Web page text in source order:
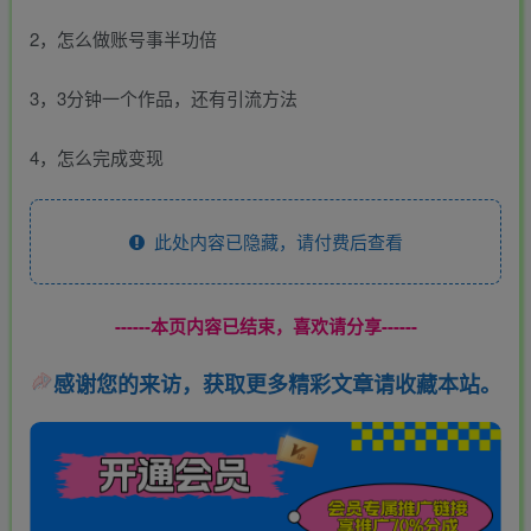
2，怎么做账号事半功倍
3，3分钟一个作品，还有引流方法
4，怎么完成变现
此处内容已隐藏，请付费后查看
------本页内容已结束，喜欢请分享------
感谢您的来访，获取更多精彩文章请收藏本站。